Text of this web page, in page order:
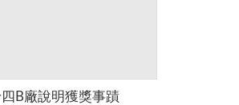
B廠說明獲獎事蹟